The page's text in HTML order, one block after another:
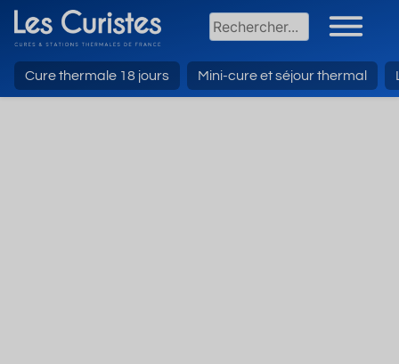
Cure thermale 18 jours Mini-cure et séjour thermal